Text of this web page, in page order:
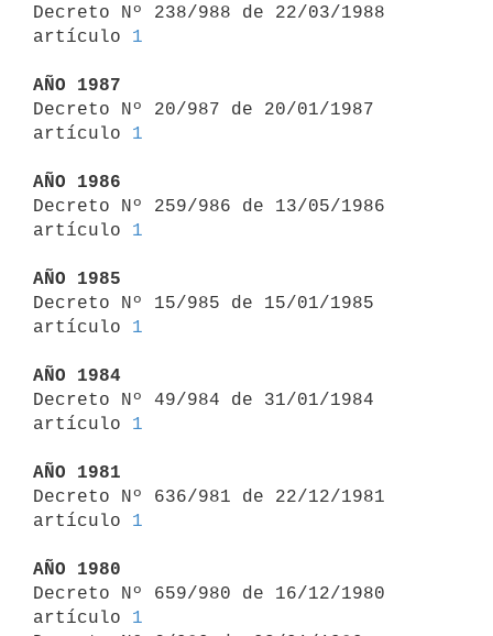
Decreto Nº 238/988 de 22/03/1988
artículo 1
AÑO 1987
Decreto Nº 20/987 de 20/01/1987
artículo 1
AÑO 1986
Decreto Nº 259/986 de 13/05/1986
artículo 1
AÑO 1985
Decreto Nº 15/985 de 15/01/1985
artículo 1
AÑO 1984
Decreto Nº 49/984 de 31/01/1984
artículo 1
AÑO 1981
Decreto Nº 636/981 de 22/12/1981
artículo 1
AÑO 1980
Decreto Nº 659/980 de 16/12/1980
artículo 1